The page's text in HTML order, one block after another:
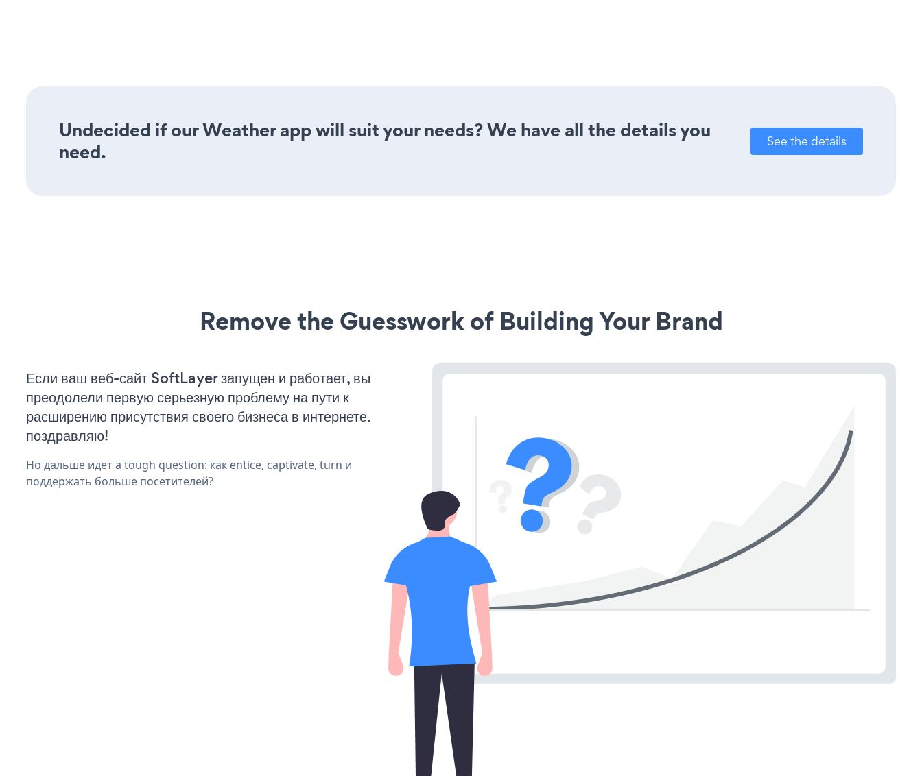
Undecided if our Weather app will suit your needs? We have all the details you
need.
See the details
Remove the Guesswork of Building Your Brand
Если ваш веб-сайт SoftLayer запущен и работает, вы
преодолели первую серьезную проблему на пути к
расширению присутствия своего бизнеса в интернете.
поздравляю!
Но дальше идет a tough question: как entice, captivate, turn и
поддержать больше посетителей?